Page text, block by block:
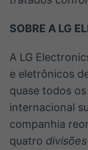
SOBRE A LG
A LG
e eletrônicos
quase todos
internacional
companhia
quatro